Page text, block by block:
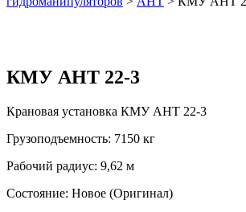
КМУ АНТ 22-3
Крановая установка КМУ АНТ 22-3
Грузоподъемность: 7150 кг
Рабочий радиус: 9,62 м
Состояние: Новое (Оригинал)